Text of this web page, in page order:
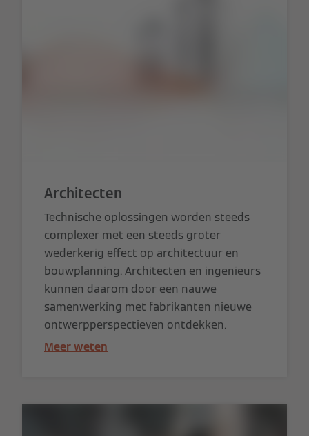
Architecten
Technische oplossingen worden steeds
complexer met een steeds groter
wederkerig effect op architectuur en
bouwplanning. Architecten en ingenieurs
kunnen daarom door een nauwe
samenwerking met fabrikanten nieuwe
ontwerpperspectieven ontdekken.
Meer weten